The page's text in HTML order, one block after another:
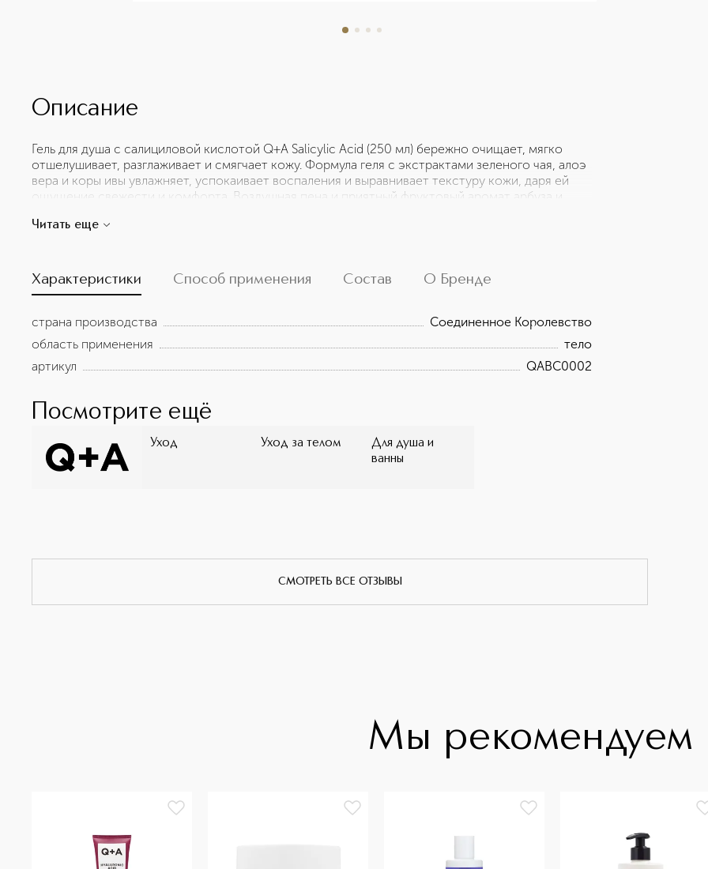
Описание
Гель для душа с салициловой кислотой Q+A Salicylic Acid (250 мл) бережно очищает, мягко
отшелушивает, разглаживает и смягчает кожу. Формула геля с экстрактами зеленого чая, алоэ
вера и коры ивы увлажняет, успокаивает воспаления и выравнивает текстуру кожи, даря ей
ощущение свежести и комфорта. Воздушная пена и приятный фруктовый аромат арбуза и
ежедневного использования и всех типов кожи.
Читать еще
Характеристики Способ применения Состав О Бренде
страна производства
Соединенное Королевство
область применения
тело
артикул
QABC0002
Посмотрите ещё
Уход Уход за телом
Для душа и
ванны
СМОТРЕТЬ ВСЕ ОТЗЫВЫ
Мы рекомендуем